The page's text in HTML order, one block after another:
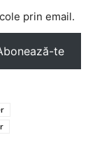
prin email.
te